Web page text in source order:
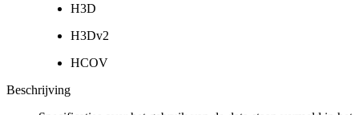
H3D
H3Dv2
HCOV
Beschrijving